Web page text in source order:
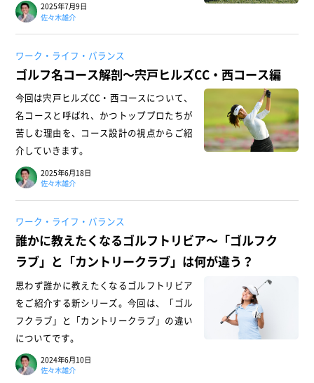
2025年7月9日
佐々木雄介
ワーク・ライフ・バランス
ゴルフ名コース解剖～宍戸ヒルズCC・西コース編
今回は宍戸ヒルズCC・西コースについて、
名コースと呼ばれ、かつトッププロたちが
苦しむ理由を、コース設計の視点からご紹
介していきます。
2025年6月18日
佐々木雄介
ワーク・ライフ・バランス
誰かに教えたくなるゴルフトリビア～「ゴルフク
ラブ」と「カントリークラブ」は何が違う？
思わず誰かに教えたくなるゴルフトリビア
をご紹介する新シリーズ。今回は、「ゴル
フクラブ」と「カントリークラブ」の違い
についてです。
2024年6月10日
佐々木雄介